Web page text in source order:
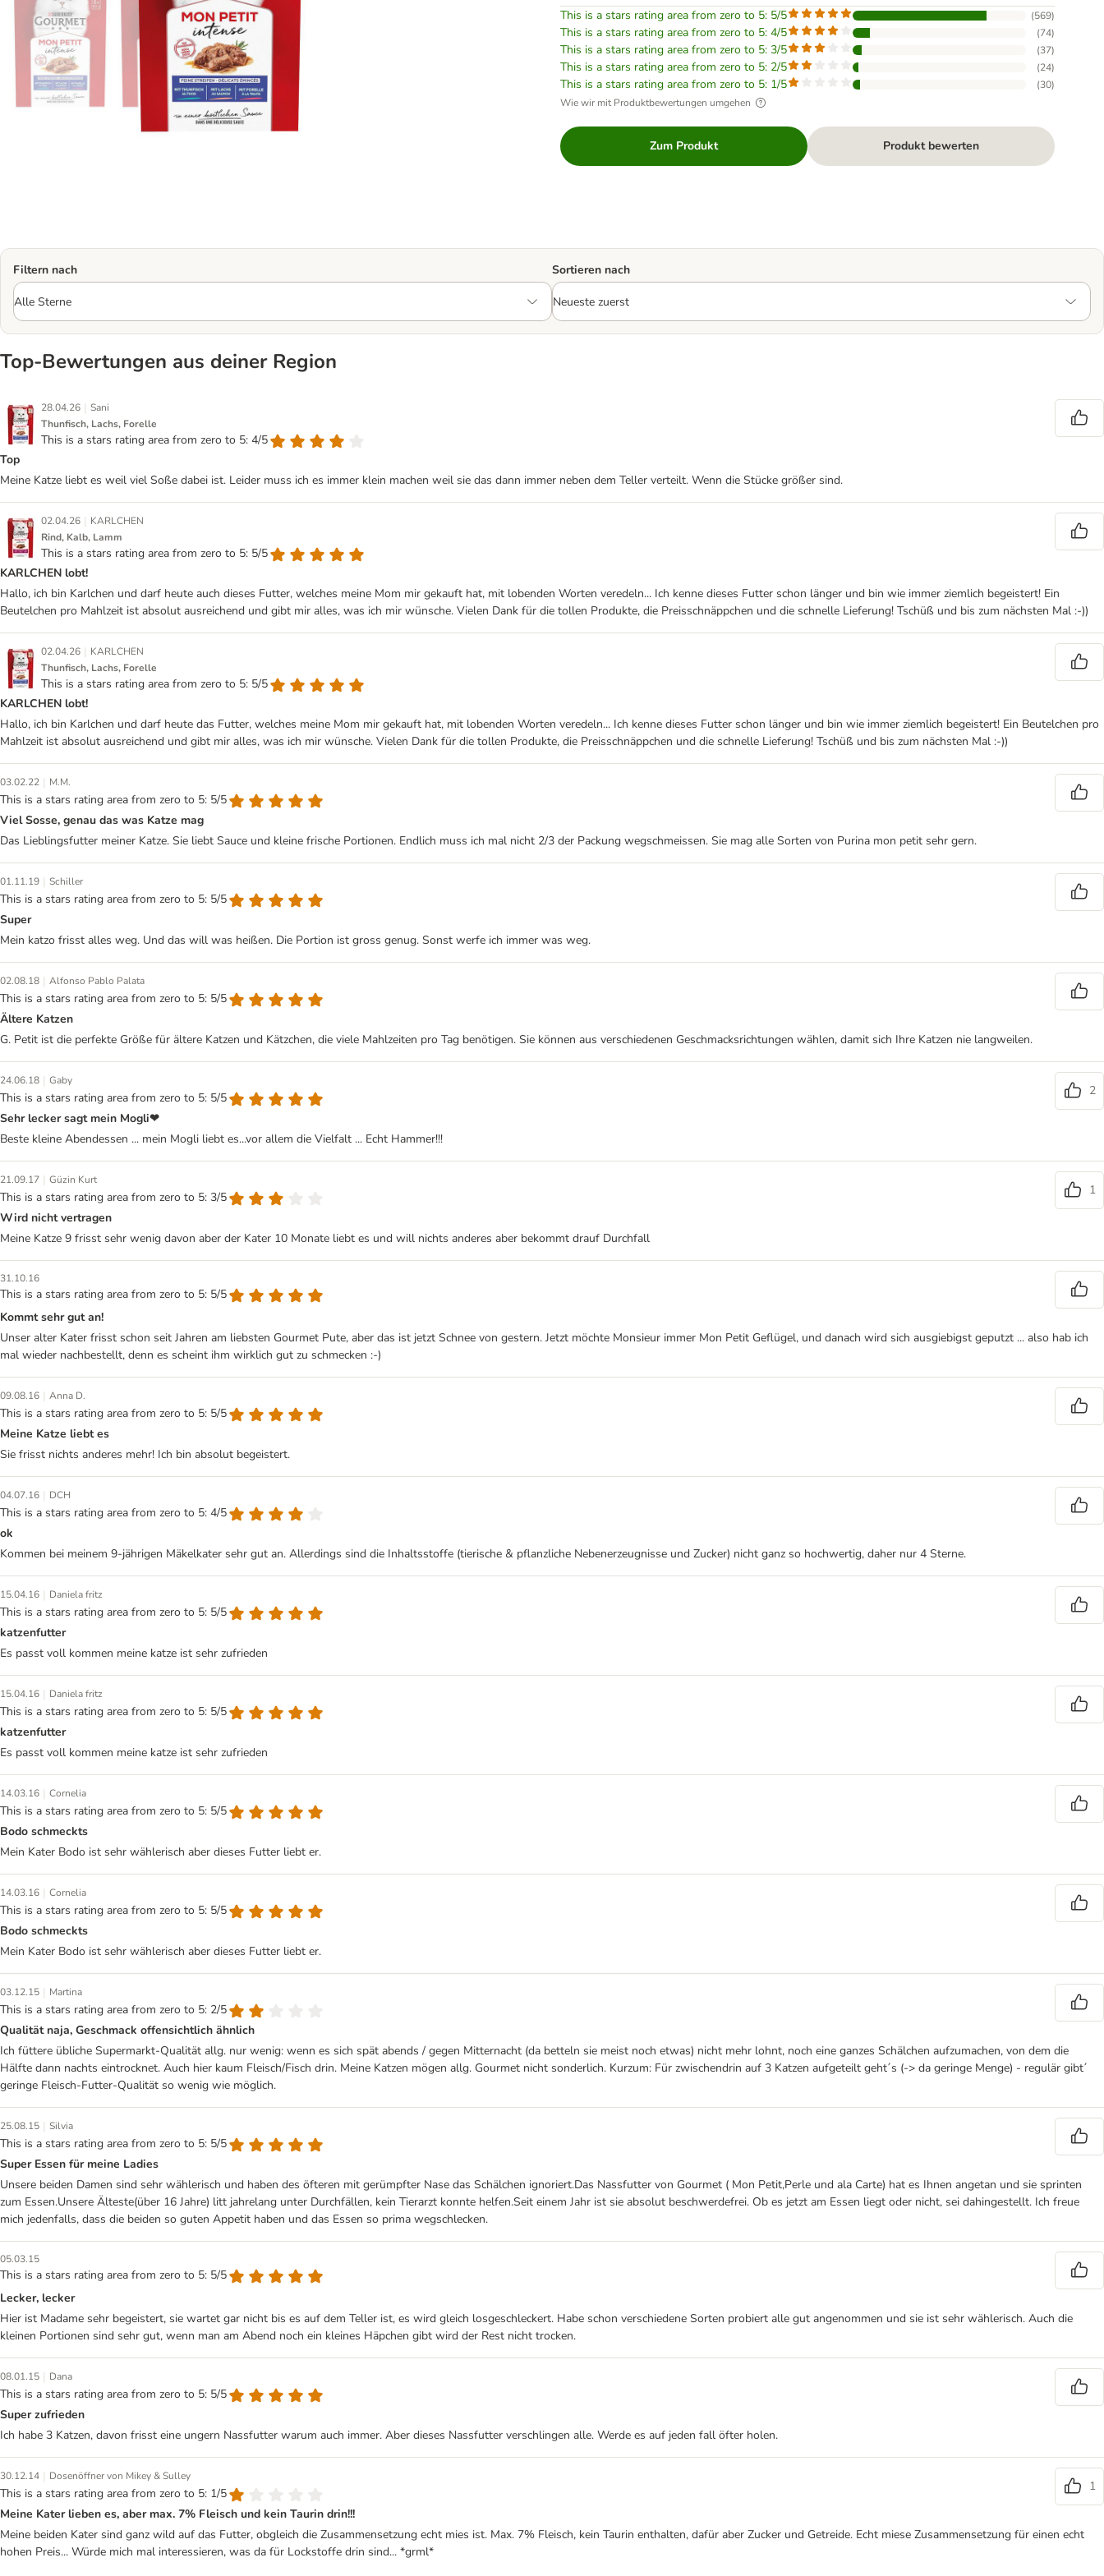
This is a stars rating area from zero to 5: 5/5
(569)
This is a stars rating area from zero to 5: 4/5 (74)
This is a stars rating area from zero to 5: 3/5 (37)
This is a stars rating area from zero to 5: 2/5 (24)
This is a stars rating area from zero to 5: 1/5 (30)
Wie wir mit Produktbewertungen umgehen
Zum Produkt Produkt bewerten
Filtern nach Sortieren nach
Top‑Bewertungen aus deiner Region
28.04.26 | Sani
Thunfisch, Lachs, Forelle
This is a stars rating area from zero to 5: 4/5
Top
Meine Katze liebt es weil viel Soße dabei ist. Leider muss ich es immer klein machen weil sie das dann immer neben dem Teller verteilt. Wenn die Stücke größer sind.
02.04.26 | KARLCHEN
Rind, Kalb, Lamm
This is a stars rating area from zero to 5: 5/5
KARLCHEN lobt!
Hallo, ich bin Karlchen und darf heute auch dieses Futter, welches meine Mom mir gekauft hat, mit lobenden Worten veredeln... Ich kenne dieses Futter schon länger und bin wie immer ziemlich begeistert! Ein
Beutelchen pro Mahlzeit ist absolut ausreichend und gibt mir alles, was ich mir wünsche. Vielen Dank für die tollen Produkte, die Preisschnäppchen und die schnelle Lieferung! Tschüß und bis zum nächsten Mal :-))
02.04.26 | KARLCHEN
Thunfisch, Lachs, Forelle
This is a stars rating area from zero to 5: 5/5
KARLCHEN lobt!
Hallo, ich bin Karlchen und darf heute das Futter, welches meine Mom mir gekauft hat, mit lobenden Worten veredeln... Ich kenne dieses Futter schon länger und bin wie immer ziemlich begeistert! Ein Beutelchen pro
Mahlzeit ist absolut ausreichend und gibt mir alles, was ich mir wünsche. Vielen Dank für die tollen Produkte, die Preisschnäppchen und die schnelle Lieferung! Tschüß und bis zum nächsten Mal :-))
03.02.22 | M.M.
This is a stars rating area from zero to 5: 5/5
Viel Sosse, genau das was Katze mag
Das Lieblingsfutter meiner Katze. Sie liebt Sauce und kleine frische Portionen. Endlich muss ich mal nicht 2/3 der Packung wegschmeissen. Sie mag alle Sorten von Purina mon petit sehr gern.
01.11.19 | Schiller
This is a stars rating area from zero to 5: 5/5
Super
Mein katzo frisst alles weg. Und das will was heißen. Die Portion ist gross genug. Sonst werfe ich immer was weg.
02.08.18 | Alfonso Pablo Palata
This is a stars rating area from zero to 5: 5/5
Ältere Katzen
G. Petit ist die perfekte Größe für ältere Katzen und Kätzchen, die viele Mahlzeiten pro Tag benötigen. Sie können aus verschiedenen Geschmacksrichtungen wählen, damit sich Ihre Katzen nie langweilen.
24.06.18 | Gaby
This is a stars rating area from zero to 5: 5/5
2
Sehr lecker sagt mein Mogli❤
Beste kleine Abendessen ... mein Mogli liebt es...vor allem die Vielfalt ... Echt Hammer!!!
21.09.17 | Güzin Kurt
This is a stars rating area from zero to 5: 3/5
1
Wird nicht vertragen
Meine Katze 9 frisst sehr wenig davon aber der Kater 10 Monate liebt es und will nichts anderes aber bekommt drauf Durchfall
31.10.16
This is a stars rating area from zero to 5: 5/5
Kommt sehr gut an!
Unser alter Kater frisst schon seit Jahren am liebsten Gourmet Pute, aber das ist jetzt Schnee von gestern. Jetzt möchte Monsieur immer Mon Petit Geflügel, und danach wird sich ausgiebigst geputzt ... also hab ich
mal wieder nachbestellt, denn es scheint ihm wirklich gut zu schmecken :-)
09.08.16 | Anna D.
This is a stars rating area from zero to 5: 5/5
Meine Katze liebt es
Sie frisst nichts anderes mehr! Ich bin absolut begeistert.
04.07.16 | DCH
This is a stars rating area from zero to 5: 4/5
ok
Kommen bei meinem 9-jährigen Mäkelkater sehr gut an. Allerdings sind die Inhaltsstoffe (tierische & pflanzliche Nebenerzeugnisse und Zucker) nicht ganz so hochwertig, daher nur 4 Sterne.
15.04.16 | Daniela fritz
This is a stars rating area from zero to 5: 5/5
katzenfutter
Es passt voll kommen meine katze ist sehr zufrieden
15.04.16 | Daniela fritz
This is a stars rating area from zero to 5: 5/5
katzenfutter
Es passt voll kommen meine katze ist sehr zufrieden
14.03.16 | Cornelia
This is a stars rating area from zero to 5: 5/5
Bodo schmeckts
Mein Kater Bodo ist sehr wählerisch aber dieses Futter liebt er.
14.03.16 | Cornelia
This is a stars rating area from zero to 5: 5/5
Bodo schmeckts
Mein Kater Bodo ist sehr wählerisch aber dieses Futter liebt er.
03.12.15 | Martina
This is a stars rating area from zero to 5: 2/5
Qualität naja, Geschmack offensichtlich ähnlich
Ich füttere übliche Supermarkt-Qualität allg. nur wenig: wenn es sich spät abends / gegen Mitternacht (da betteln sie meist noch etwas) nicht mehr lohnt, noch eine ganzes Schälchen aufzumachen, von dem die
Hälfte dann nachts eintrocknet. Auch hier kaum Fleisch/Fisch drin. Meine Katzen mögen allg. Gourmet nicht sonderlich. Kurzum: Für zwischendrin auf 3 Katzen aufgeteilt geht´s (-> da geringe Menge) - regulär gibt´
geringe Fleisch-Futter-Qualität so wenig wie möglich.
25.08.15 | Silvia
This is a stars rating area from zero to 5: 5/5
Super Essen für meine Ladies
Unsere beiden Damen sind sehr wählerisch und haben des öfteren mit gerümpfter Nase das Schälchen ignoriert.Das Nassfutter von Gourmet ( Mon Petit,Perle und ala Carte) hat es Ihnen angetan und sie sprinten
zum Essen.Unsere Älteste(über 16 Jahre) litt jahrelang unter Durchfällen, kein Tierarzt konnte helfen.Seit einem Jahr ist sie absolut beschwerdefrei. Ob es jetzt am Essen liegt oder nicht, sei dahingestellt. Ich freue
mich jedenfalls, dass die beiden so guten Appetit haben und das Essen so prima wegschlecken.
05.03.15
This is a stars rating area from zero to 5: 5/5
Lecker, lecker
Hier ist Madame sehr begeistert, sie wartet gar nicht bis es auf dem Teller ist, es wird gleich losgeschleckert. Habe schon verschiedene Sorten probiert alle gut angenommen und sie ist sehr wählerisch. Auch die
kleinen Portionen sind sehr gut, wenn man am Abend noch ein kleines Häpchen gibt wird der Rest nicht trocken.
08.01.15 | Dana
This is a stars rating area from zero to 5: 5/5
Super zufrieden
Ich habe 3 Katzen, davon frisst eine ungern Nassfutter warum auch immer. Aber dieses Nassfutter verschlingen alle. Werde es auf jeden fall öfter holen.
30.12.14 | Dosenöffner von Mikey & Sulley
This is a stars rating area from zero to 5: 1/5
1
Meine Kater lieben es, aber max. 7% Fleisch und kein Taurin drin!!!
Meine beiden Kater sind ganz wild auf das Futter, obgleich die Zusammensetzung echt mies ist. Max. 7% Fleisch, kein Taurin enthalten, dafür aber Zucker und Getreide. Echt miese Zusammensetzung für einen echt
hohen Preis... Würde mich mal interessieren, was da für Lockstoffe drin sind... *grml*